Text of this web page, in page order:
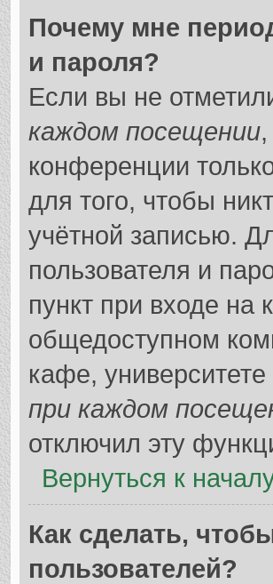
Почему мне
и пароля?
Если вы не
каждом посещении
конференции
для того, чтобы
учётной записью.
пользователя и
пункт при входе
общедоступном
кафе,
при каждом
отключил эту
Вернуться к
Как сделать,
пользователей?